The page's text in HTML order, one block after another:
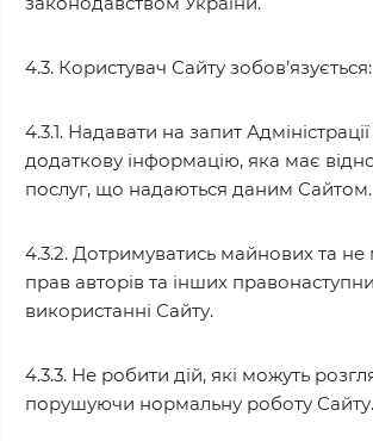
4.3. Користувач Сайту зобов’язується:
4.3.1. Надавати на запит
додаткову інформацію, яка має
послуг, що надаються даним Сайтом.
4.3.2. Дотримуватись майнових та
прав авторів та інших
використанні Сайту.
4.3.3. Не робити дій, які можуть
порушуючи нормальну роботу Сайту.